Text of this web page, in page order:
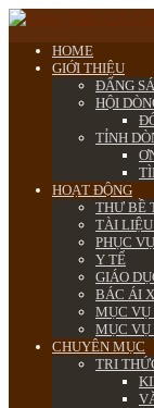
HOME
GIỚI THIỆU
ĐẤNG
HỘI
TỈNH
HOẠT ĐỘNG
THƯ BỀ
TÀI
PHỤC
Y TẾ
GIÁO
BÁC ÁI
MỤC VỤ
MỤC VỤ
CHUYÊN MỤC
TRI